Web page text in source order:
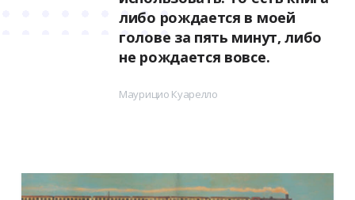
либо рождается в моей
голове за пять минут, либо
не рождается вовсе.
Маурицио Куарелло